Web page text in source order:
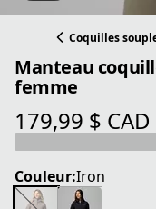
Coquilles
Manteau
femme
179,99 $ CAD
prix actuel 179,99 $
Couleur:Iron